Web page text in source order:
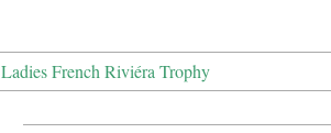
Ladies French Riviéra Trophy